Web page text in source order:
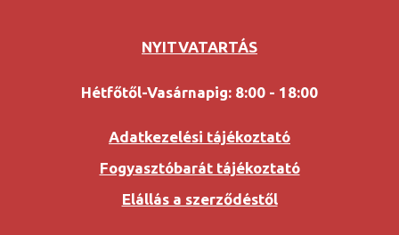
NYITVATARTÁS
Hétfőtől-Vasárnapig: 8:00 - 18:00
Adatkezelési tájékoztató
Fogyasztóbarát tájékoztató
Elállás a szerződéstől